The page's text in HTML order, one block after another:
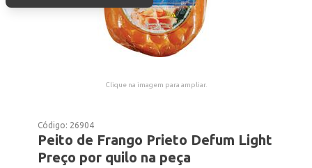
Clique na imagem para ampliar.
Código: 26904
Peito de Frango Prieto Defum Light
Preço por quilo na peça